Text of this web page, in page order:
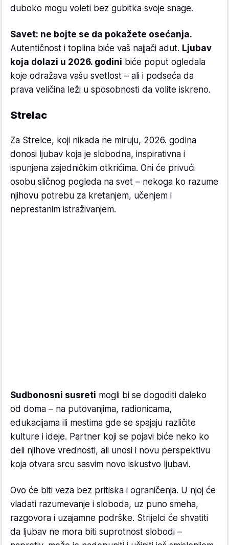
duboko mogu voleti bez gubitka svoje snage.
Savet: ne bojte se da pokažete osećanja.
Autentičnost i toplina biće vaš najjači adut. Ljubav
koja dolazi u 2026. godini biće poput ogledala
koje odražava vašu svetlost – ali i podseća da
prava veličina leži u sposobnosti da volite iskreno.
Strelac
Za Strelce, koji nikada ne miruju, 2026. godina
donosi ljubav koja je slobodna, inspirativna i
ispunjena zajedničkim otkrićima. Oni će privući
osobu sličnog pogleda na svet – nekoga ko razume
njihovu potrebu za kretanjem, učenjem i
neprestanim istraživanjem.
Sudbonosni susreti mogli bi se dogoditi daleko
od doma – na putovanjima, radionicama,
edukacijama ili mestima gde se spajaju različite
kulture i ideje. Partner koji se pojavi biće neko ko
deli njihove vrednosti, ali unosi i novu perspektivu
koja otvara srcu sasvim novo iskustvo ljubavi.
Ovo će biti veza bez pritiska i ograničenja. U njoj će
vladati razumevanje i sloboda, uz puno smeha,
razgovora i uzajamne podrške. Strijelci će shvatiti
da ljubav ne mora biti suprotnost slobodi –